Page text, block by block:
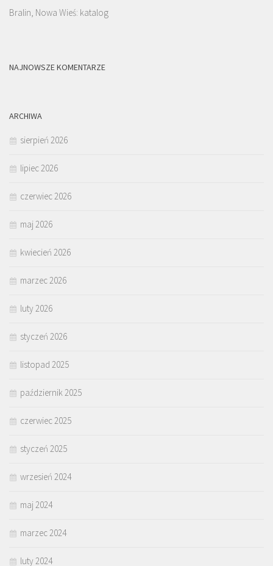
Bralin, Nowa Wieś: katalog
NAJNOWSZE KOMENTARZE
ARCHIWA
sierpień 2026
lipiec 2026
czerwiec 2026
maj 2026
kwiecień 2026
marzec 2026
luty 2026
styczeń 2026
listopad 2025
październik 2025
czerwiec 2025
styczeń 2025
wrzesień 2024
maj 2024
marzec 2024
luty 2024